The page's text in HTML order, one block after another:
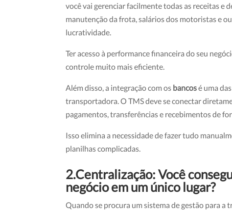
você vai gerenciar facilmente todas as receitas e
manutenção da frota, salários dos motoristas e
lucratividade.
Ter acesso à performance financeira do seu
controle muito mais eficiente.
Além disso, a integração com os bancosé uma
transportadora. O TMS deve se conectar
pagamentos, transferências e recebimentos de
Isso elimina a necessidade de fazer tudo
planilhas complicadas.
2.Centralização: Você
negócio em um único lugar?
Quando se procura um sistema de gestão para